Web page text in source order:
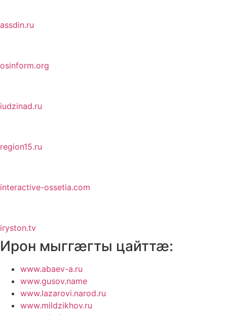
assdin.ru
osinform.org
iudzinad.ru
region15.ru
interactive-ossetia.com
iryston.tv
Ирон мыггӕгты цайттӕ:
www.abaev-a.ru
www.gusov.name
www.lazarovi.narod.ru
www.mildzikhov.ru